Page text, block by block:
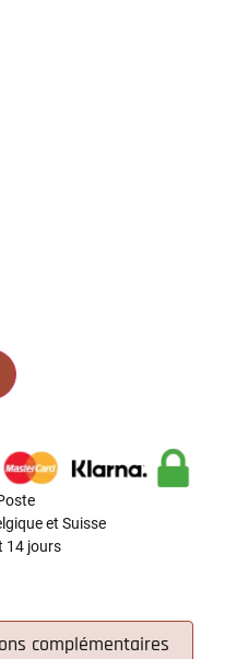
et Suisse
14 jours
complémentaires